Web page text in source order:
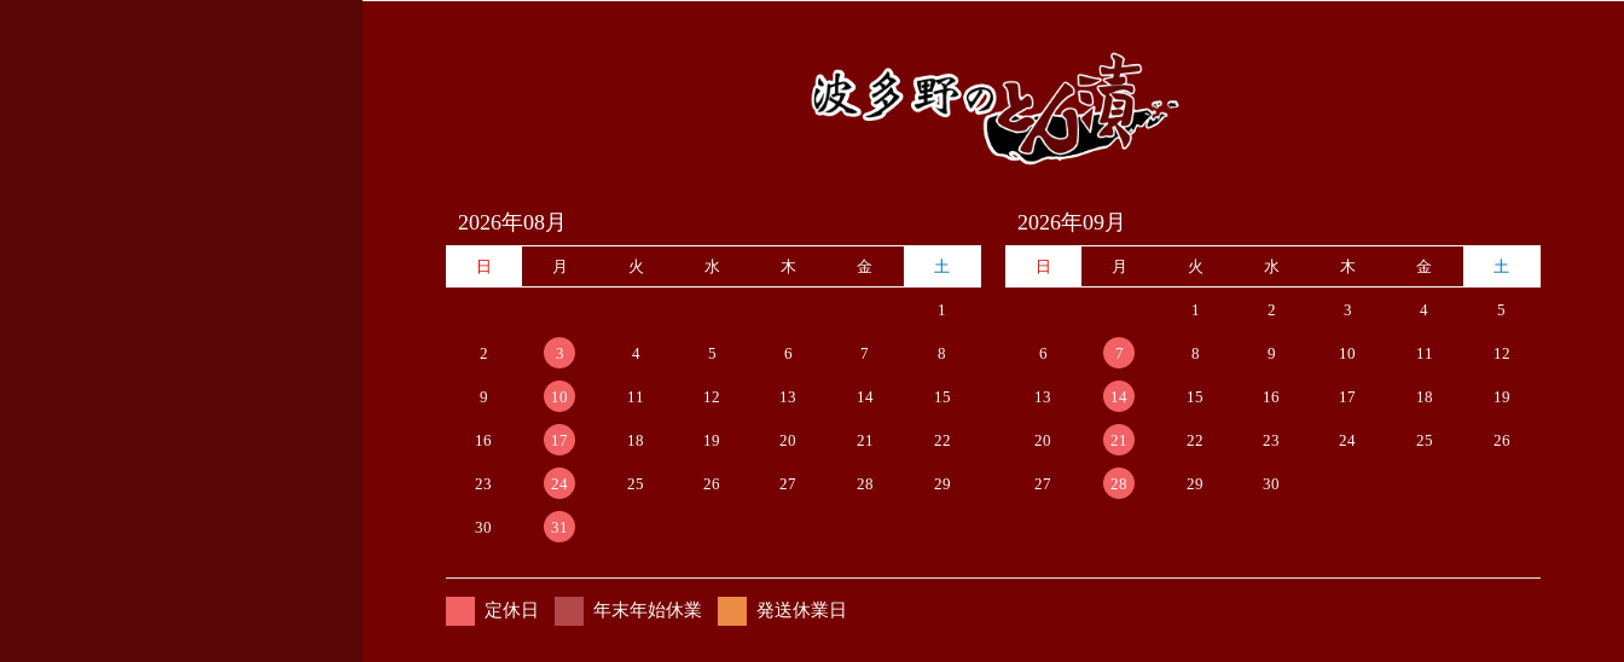
2026年08月
日 月 火 水 木 金 土
1
2 3 4 5 6 7 8
9 10 11 12 13 14 15
16 17 18 19 20 21 22
23 24 25 26 27 28 29
30 31
2026年09月
日 月 火 水 木 金 土
1 2 3 4 5
6 7 8 9 10 11 12
13 14 15 16 17 18 19
20 21 22 23 24 25 26
27 28 29 30
定休日 年末年始休業 発送休業日